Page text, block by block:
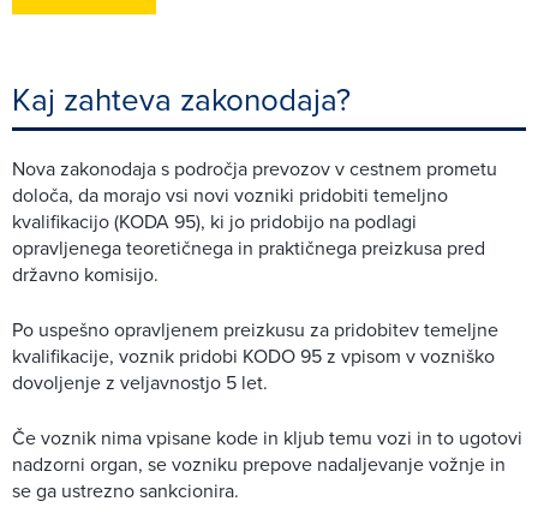
Kaj zahteva zakonodaja?
Nova zakonodaja s področja prevozov v cestnem prometu
določa, da morajo vsi novi vozniki pridobiti temeljno
kvalifikacijo (KODA 95), ki jo pridobijo na podlagi
opravljenega teoretičnega in praktičnega preizkusa pred
državno komisijo.
Po uspešno opravljenem preizkusu za pridobitev temeljne
kvalifikacije, voznik pridobi KODO 95 z vpisom v vozniško
dovoljenje z veljavnostjo 5 let.
Če voznik nima vpisane kode in kljub temu vozi in to ugotovi
nadzorni organ, se vozniku prepove nadaljevanje vožnje in
se ga ustrezno sankcionira.